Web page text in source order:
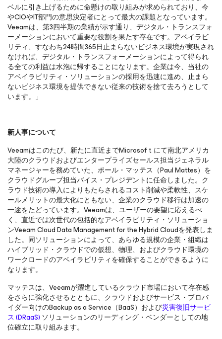
ベルに引き上げるために命懸けの取り組みが求められており、今
やCIOやIT部門の意思決定者にとって最大の課題となっています。
Veeamは、第3四半期の業績が示す通り、デジタル・トランスフォ
ーメーションにおいて重要な役割を果たす存在です。アベイラビ
リティ、すなわち24時間365日止まらないビジネス環境が実現され
なければ、デジタル・トランスフォーメーションによって得られ
る全ての利益は水泡に帰することになります。企業は今、当社の
アベイラビリティ・ソリューションの採用を迅速に進め、止まら
ないビジネス環境を提供できない従来の技術を捨て去ろうとして
います。」
新人事について
Veeamはこのたび、新たに直近までMicrosofｔにて南北アメリカ
大陸のクラウドおよびエンタープライズセールス担当ジェネラル
マネージャーを務めていた、ポール・マッテス（Paul Mattes）を
クラウドグループ担当バイス・プレジデントに任命しました。ク
ラウド技術の導入によりもたらされるコスト削減や柔軟性、スケ
ールメリットの最大化にともない、企業のクラウド移行は加速の
一途をたどっています。Veeamは、ユーザーの要望に応えるべ
く、直近では次世代の包括的なアベイラビリティ・ソリューショ
ンVeeam Cloud Data Management for the Hybrid Cloudを発表しま
した。同ソリューションによって、あらゆる規模の企業・組織は
ハイブリッド・クラウドでの仮想、物理、およびクラウド環境の
ワークロードのアベイラビリティを確保することができるように
なります。
マッテスは、Veeamが躍進しているクラウド市場において存在感
をさらに強化させるとともに、クラウドおよびサービス・プロバ
イダー向けのBackup as a Service（BaaS）および災害復旧サービ
ス (DRaaS) ソリューションのリーディング・ベンダーとしての地
位確立に取り組みます。